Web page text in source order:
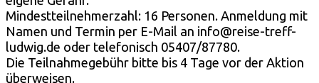
Mindestteilnehmerzahl: 16 Personen. Anmeldung mit
Namen und Termin per E-Mail an info@reise-treff-
ludwig.de oder telefonisch 05407/87780.
Die Teilnahmegebühr bitte bis 4 Tage vor der Aktion
überweisen.